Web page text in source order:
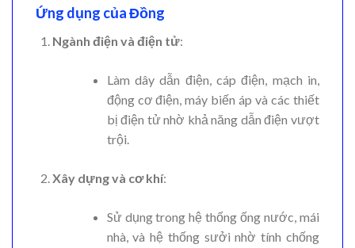
Ứng dụng của Đồng
Ngành điện và điện tử:
Làm dây dẫn điện, cáp điện, mạch in,
động cơ điện, máy biến áp và các thiết
bị điện tử nhờ khả năng dẫn điện vượt
trội.
Xây dựng và cơ khí:
Sử dụng trong hệ thống ống nước, mái
nhà, và hệ thống sưởi nhờ tính chống